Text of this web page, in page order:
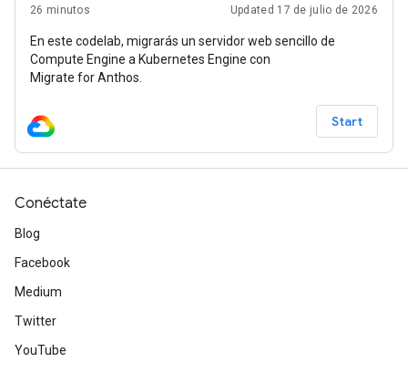
26 minutos Updated 17 de julio de 2026
En este codelab, migrarás un servidor web sencillo de
Compute Engine a Kubernetes Engine con
Migrate for Anthos.
Start
Conéctate
Blog
Facebook
Medium
Twitter
YouTube